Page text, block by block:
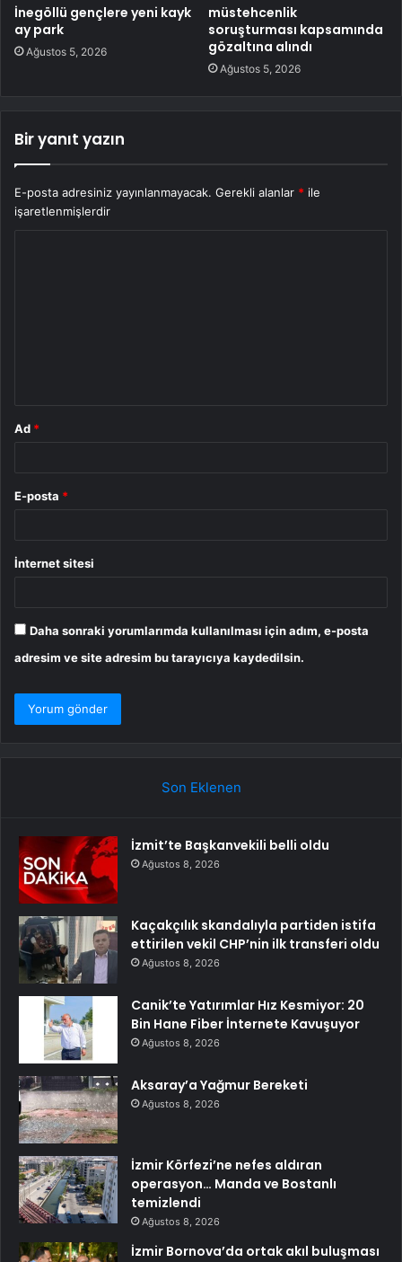
İnegöllü gençlere yeni kayk
ay park
Ağustos 5, 2026
müstehcenlik
soruşturması kapsamında
gözaltına alındı
Ağustos 5, 2026
Bir yanıt yazın
E-posta adresiniz yayınlanmayacak. Gerekli alanlar * ile
işaretlenmişlerdir
Ad *
E-posta *
İnternet sitesi
Daha sonraki yorumlarımda kullanılması için adım, e-posta
adresim ve site adresim bu tarayıcıya kaydedilsin.
Son Eklenen
İzmit’te Başkanvekili belli oldu
Ağustos 8, 2026
Kaçakçılık skandalıyla partiden istifa
ettirilen vekil CHP’nin ilk transferi oldu
Ağustos 8, 2026
Canik’te Yatırımlar Hız Kesmiyor: 20
Bin Hane Fiber İnternete Kavuşuyor
Ağustos 8, 2026
Aksaray’a Yağmur Bereketi
Ağustos 8, 2026
İzmir Körfezi’ne nefes aldıran
operasyon… Manda ve Bostanlı
temizlendi
Ağustos 8, 2026
İzmir Bornova’da ortak akıl buluşması